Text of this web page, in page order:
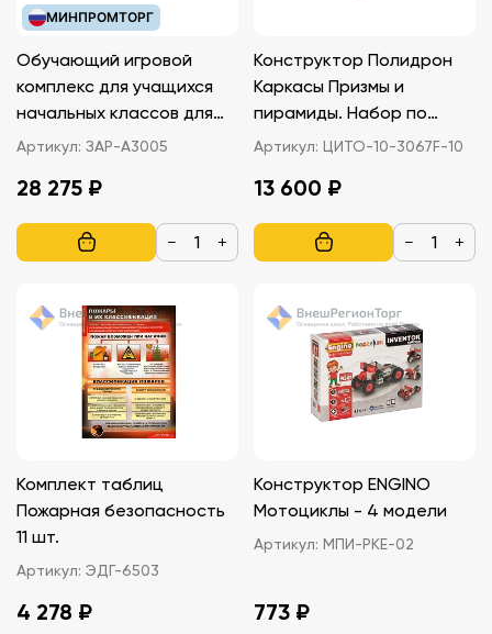
МИНПРОМТОРГ
Обучающий игровой
комплекс для учащихся
начальных классов для
ознакомления с
средствами
Артикул: ЗАР-А3005
28 275 ₽
− +
Конструктор Полидрон
Каркасы Призмы и
пирамиды. Набор по
основам математики и
Артикул: ЦИТО-10-3067F-10
13 600 ₽
− +
Комплект таблиц
Пожарная безопасность
11 шт.
Артикул: ЭДГ-6503
4 278 ₽
Конструктор ENGINO
Мотоциклы - 4 модели
Артикул: МПИ-PKE-02
773 ₽